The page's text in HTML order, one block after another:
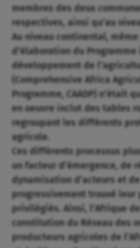
membres des deux
respectives, ainsi qu’au
Au niveau continental,
d’élaboration du
développement de
(Comprehensive Africa
Programme, CAADP) n’était
en oeuvre inclut des tables
regroupant les différents
agricole.
Ces différents processus
un facteur d’émergence, de
dynamisation d’acteurs et
progressivement trouvé leur
privilégiés. Ainsi, l’Afrique
constitution du Réseau des
producteurs agricoles de